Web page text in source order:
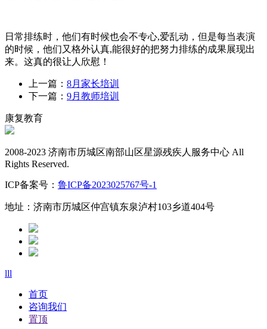
日常排练时，他们有时候也会不专心,爱乱动，但是每当表演
的时候，他们又格外认真,能很好的把努力排练的成果展现出
来。这真的很让人欣慰！
上一篇： 8月家长培训
下一篇： 9月教师培训
康复教育
2008-2023 济南市历城区南部山区星源残疾人服务中心 All
Rights Reserved.
ICP备案号： 鲁ICP备2023025767号-1
地址：济南市历城区仲宫镇东泉泸村103乡道404号
lll
首页
咨询我们
置顶